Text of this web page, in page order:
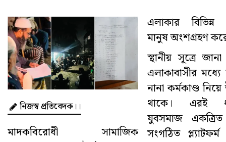
নিজস্ব প্রতিবেদক।।
মাদকবিরোধী সামাজিক
এলাকার বিভিন্ন
মানুষ অংশগ্রহণ
স্থানীয় সূত্রে
এলাকাবাসীর মধ্যে
নানা কর্মকাণ্ড
থাকে। এরই
যুবসমাজ
সংগঠিত